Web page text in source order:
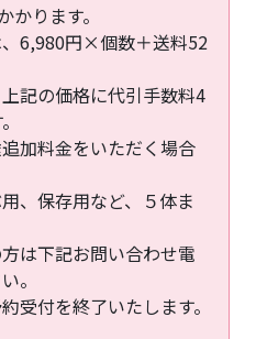
ります。
6,980円×個数＋送料52
記の価格に代引手数料4
加料金をいただく場合
、保存用など、５体ま
は下記お問い合わせ電
。
受付を終了いたします。